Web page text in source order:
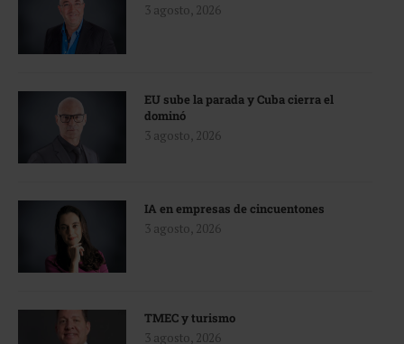
3 agosto, 2026
EU sube la parada y Cuba cierra el
dominó
3 agosto, 2026
IA en empresas de cincuentones
3 agosto, 2026
TMEC y turismo
3 agosto, 2026